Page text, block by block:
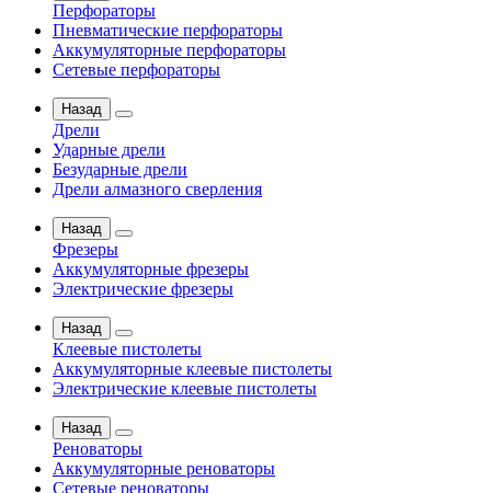
Перфораторы
Пневматические перфораторы
Аккумуляторные перфораторы
Сетевые перфораторы
Назад
Дрели
Ударные дрели
Безударные дрели
Дрели алмазного сверления
Назад
Фрезеры
Аккумуляторные фрезеры
Электрические фрезеры
Назад
Клеевые пистолеты
Аккумуляторные клеевые пистолеты
Электрические клеевые пистолеты
Назад
Реноваторы
Аккумуляторные реноваторы
Сетевые реноваторы